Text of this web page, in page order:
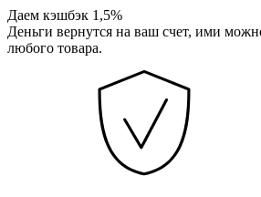
Даем кэшбэк 1,5%
Деньги вернутся на ваш счет, ими
любого товара.